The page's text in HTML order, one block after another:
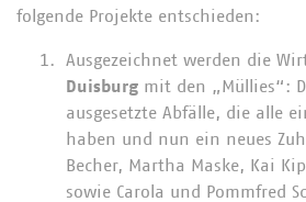
folgende Projekte entschieden:
Ausgezeichnet werden die
Duisburg mit den „Müllies“:
ausgesetzte Abfälle, die alle
haben und nun ein neues
Becher, Martha Maske, Kai
sowie Carola und Pommfred